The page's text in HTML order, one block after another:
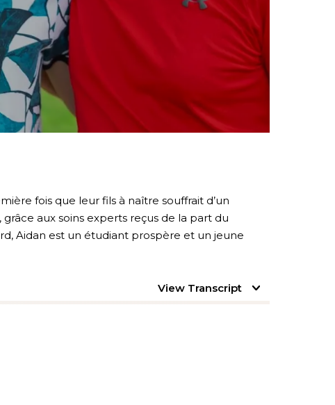
fois que leur fils à naître souffrait d’un
aux soins experts reçus de la part du
Aidan est un étudiant prospère et un jeune
View Transcript